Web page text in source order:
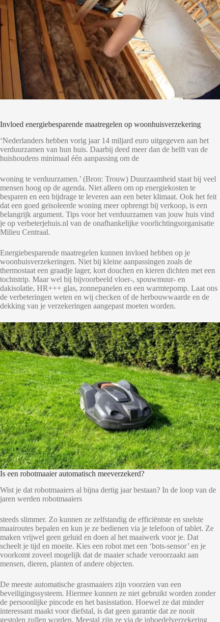
Invloed energiebesparende maatregelen op woonhuisverzekering
‘Nederlanders hebben vorig jaar 14 miljard euro uitgegeven aan het
verduurzamen van hun huis. Daarbij deed meer dan de helft van de
huishoudens minimaal één aanpassing om de
woning te verduurzamen.’ (Bron: Trouw) Duurzaamheid staat bij veel
mensen hoog op de agenda. Niet alleen om op energiekosten te
besparen en een bijdrage te leveren aan een beter klimaat. Ook het feit
dat een goed geïsoleerde woning meer opbrengt bij verkoop, is een
belangrijk argument. Tips voor het verduurzamen van jouw huis vind
je op verbeterjehuis.nl van de onafhankelijke voorlichtingsorganisatie
Milieu Centraal.
Energiebesparende maatregelen kunnen invloed hebben op je
woonhuisverzekeringen. Niet bij kleine aanpassingen zoals de
thermostaat een graadje lager, kort douchen en kieren dichten met een
tochtstrip. Maar wel bij bijvoorbeeld vloer-, spouwmuur- en
dakisolatie, HR+++ glas, zonnepanelen en een warmtepomp. Laat ons
de verbeteringen weten en wij checken of de herbouwwaarde en de
dekking van je verzekeringen aangepast moeten worden.
Is een robotmaaier automatisch meeverzekerd?
Wist je dat robotmaaiers al bijna dertig jaar bestaan? In de loop van de
jaren werden robotmaaiers
steeds slimmer. Zo kunnen ze zelfstandig de efficiëntste en snelste
maairoutes bepalen en kun je ze bedienen via je telefoon of tablet. Ze
maken vrijwel geen geluid en doen al het maaiwerk voor je. Dat
scheelt je tijd en moeite. Kies een robot met een ‘bots-sensor’ en je
voorkomt zoveel mogelijk dat de maaier schade veroorzaakt aan
mensen, dieren, planten of andere objecten.
De meeste automatische grasmaaiers zijn voorzien van een
beveiligingssysteem. Hiermee kunnen ze niet gebruikt worden zonder
de persoonlijke pincode en het basisstation. Hoewel ze dat minder
interessant maakt voor diefstal, is dat geen garantie dat ze nooit
gestolen zullen worden. Meestal zijn ze via de inboedelverzekering